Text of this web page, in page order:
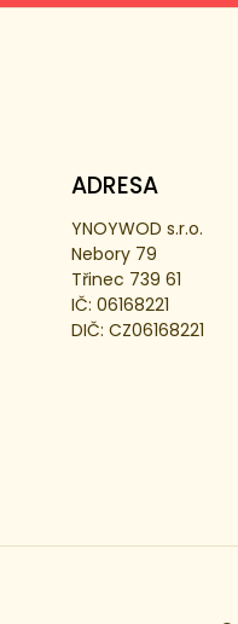
ADRESA
YNOYWOD s.r.o.
Nebory 79
Třinec 739 61
IČ: 06168221
DIČ: CZ06168221